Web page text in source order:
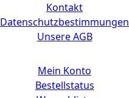
Kontakt
Datenschutzbestimmungen
Unsere AGB
Mein Konto
Bestellstatus